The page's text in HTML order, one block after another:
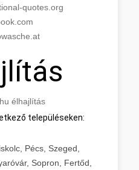
quotes.org
élhajlítás
településeken:
Pécs, Szeged,
Sopron, Fertőd,